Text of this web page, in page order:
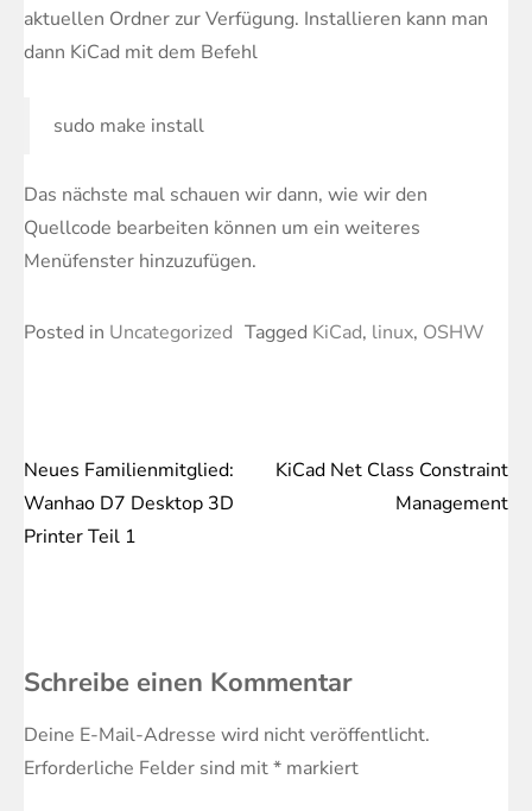
aktuellen Ordner zur Verfügung. Installieren kann man
dann KiCad mit dem Befehl
sudo make install
Das nächste mal schauen wir dann, wie wir den
Quellcode bearbeiten können um ein weiteres
Menüfenster hinzuzufügen.
Posted in Uncategorized Tagged KiCad, linux, OSHW
Beitragsnavigation
Neues Familienmitglied:
Wanhao D7 Desktop 3D
Printer Teil 1
KiCad Net Class Constraint
Management
Schreibe einen Kommentar
Deine E-Mail-Adresse wird nicht veröffentlicht.
Erforderliche Felder sind mit* markiert